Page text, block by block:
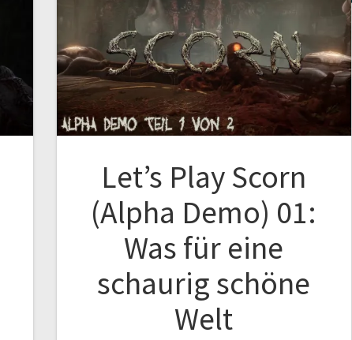
Let’s Play Scorn
(Alpha Demo) 01:
Was für eine
schaurig schöne
Welt